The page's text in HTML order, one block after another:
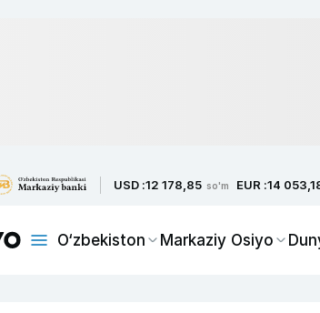
USD :12 178,85 so'm EUR :14
O‘zbekiston Markaziy Osiyo